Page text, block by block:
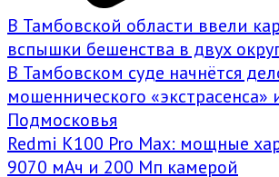
В Тамбовской области ввели
вспышки бешенства в двух
В Тамбовском суде начнётся
мошеннического «экстрасенса»
Подмосковья
Redmi K100 Pro Max: мощные
9070 мАч и 200 Мп камерой